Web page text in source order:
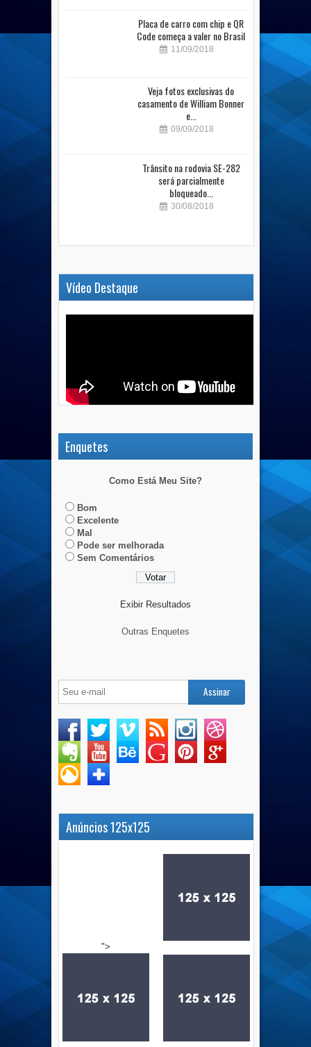
Placa de carro com chip e QR
Code começa a valer no Brasil
11/09/2018
Veja fotos exclusivas do
casamento de William Bonner
e...
09/09/2018
Trânsito na rodovia SE-282
será parcialmente
bloqueado...
30/08/2018
Vídeo Destaque
Enquetes
Como Está Meu Site?
Bom
Excelente
Mal
Pode ser melhorada
Sem Comentários
Exibir Resultados
Outras Enquetes
Anúncios 125x125
">